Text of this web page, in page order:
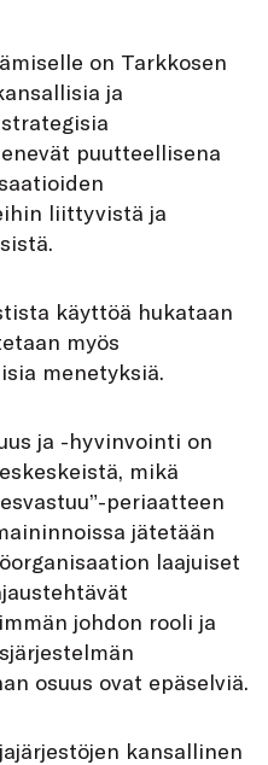
on Tarkkosen
ja
puutteellisena
liittyvistä ja
käyttöä hukataan
myös
menetyksiä.
ja -hyvinvointi on
mikä
periaatteen
jätetään
laajuiset
johdon rooli ja
osuus ovat epäselviä.
kansallinen